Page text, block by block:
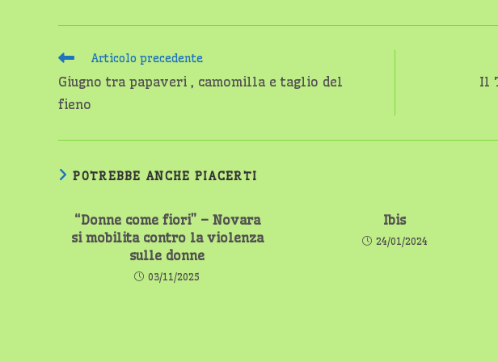
Leggi
articoli
Articolo precedente
Giugno tra papaveri , camomilla e taglio del
fieno
Il
POTREBBE ANCHE PIACERTI
“Donne come fiori” – Novara
si mobilita contro la violenza
sulle donne
03/11/2025
Ibis
24/01/2024